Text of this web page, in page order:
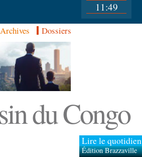
11:49
Archives Dossiers
du Congo
Lire le quotidien
Édition Brazzaville